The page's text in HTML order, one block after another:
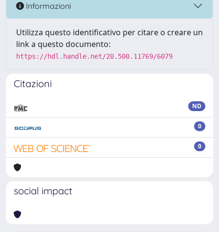
Informazioni
Utilizza questo identificativo per citare o creare un
link a questo documento:
https://hdl.handle.net/20.500.11769/6079
Citazioni
ND
0
0
social impact